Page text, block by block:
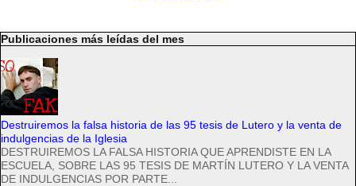
Publicaciones más leídas del mes
Destruiremos la falsa historia de las 95 tesis de Lutero y la venta de
indulgencias de la Iglesia
DESTRUIREMOS LA FALSA HISTORIA QUE APRENDISTE EN LA
ESCUELA, SOBRE LAS 95 TESIS DE MARTÍN LUTERO Y LA VENTA
DE INDULGENCIAS POR PARTE...